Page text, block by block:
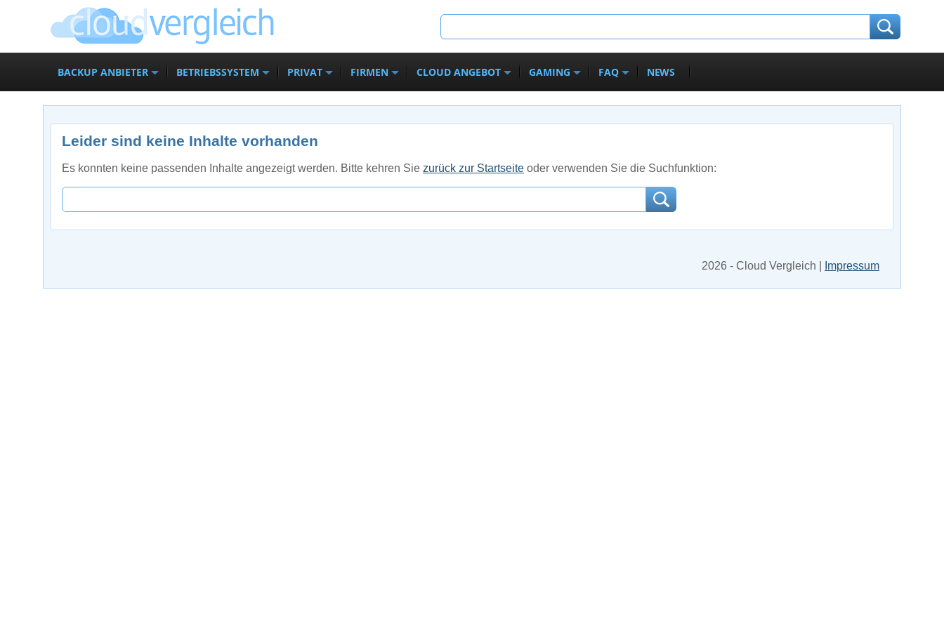
BACKUP ANBIETER BETRIEBSSYSTEM PRIVAT FIRMEN CLOUD ANGEBOT GAMING FAQ NEWS
Leider sind keine Inhalte vorhanden
Es konnten keine passenden Inhalte angezeigt werden. Bitte kehren Sie zurück zur Startseite oder verwenden Sie die Suchfunktion:
2026 - Cloud Vergleich | Impressum